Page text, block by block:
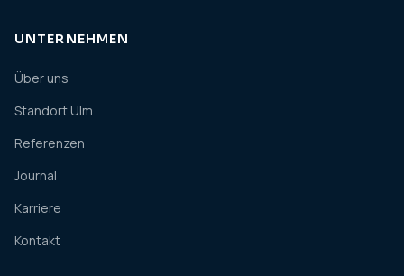
UNTERNEHMEN
Über uns
Standort Ulm
Referenzen
Journal
Karriere
Kontakt